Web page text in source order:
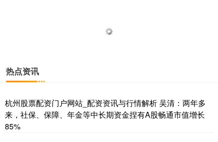
热点资讯
杭州股票配资门户网站_配资资讯与行情解析 吴清：两年多
来，社保、保障、年金等中长期资金捏有A股畅通市值增长
85%